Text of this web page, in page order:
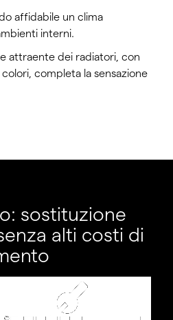
affidabile un clima
interni.
e attraente dei radiatori, con
completa la sensazione
sostituzione
alti costi di